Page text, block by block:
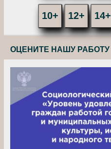
10+ 12+ 14+
ОЦЕНИТЕ НАШУ РАБОТУ